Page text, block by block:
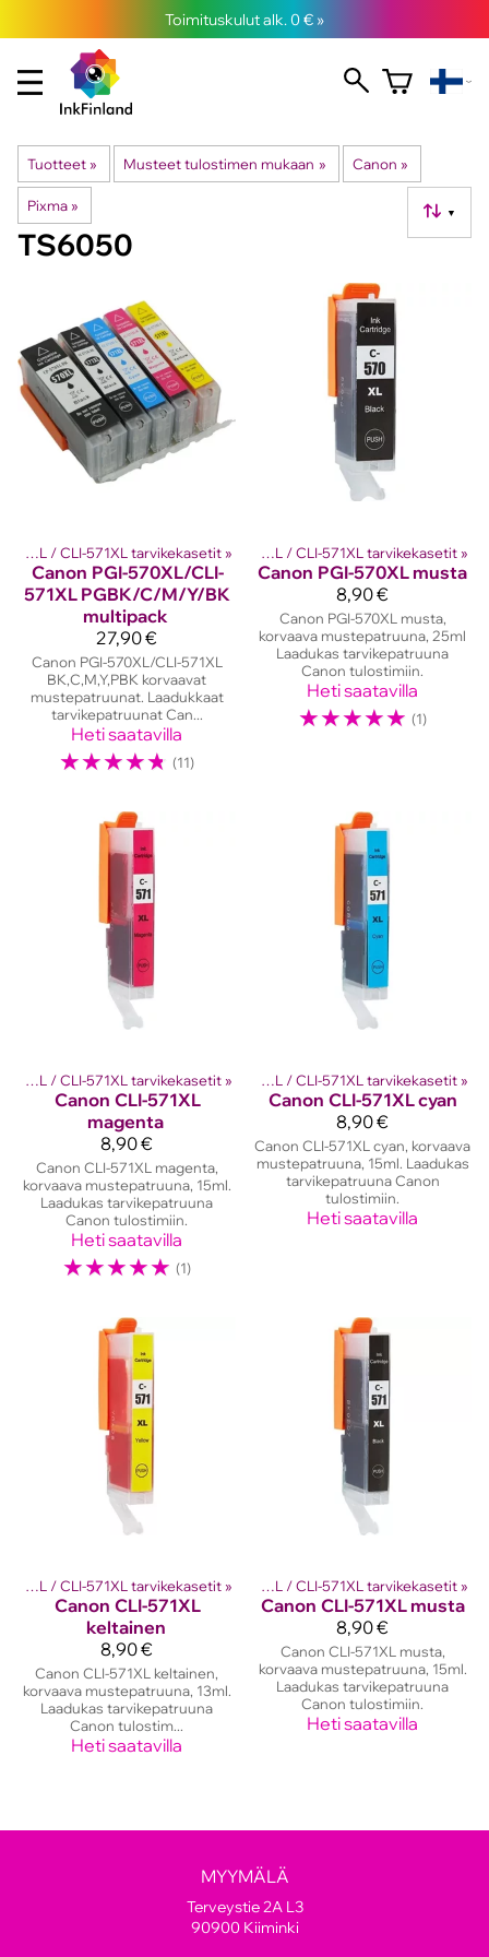
Toimituskulut alk. 0 € »
Tuotteet ‪» Musteet tulostimen mukaan ‪» Canon ‪»
Pixma ‪» ▼
TS6050
PGI-570XL / CLI-571XL tarvikekasetit ‪»
Canon PGI-570XL/CLI-
571XL PGBK/C/M/Y/BK
multipack
27,90 €
Canon PGI-570XL/CLI-571XL
BK,C,M,Y,PBK korvaavat
mustepatruunat. Laadukkaat
tarvikepatruunat Can...
Heti saatavilla
☆☆☆☆☆ (11)
‪» Canon mustekasetit ‪» PGI-570XL / CLI-571XL tarvikekasetit ‪»
Canon PGI-570XL musta
8,90 €
Canon PGI-570XL musta,
korvaava mustepatruuna, 25ml
Laadukas tarvikepatruuna
Canon tulostimiin.
Heti saatavilla
☆☆☆☆☆ (1)
PGI-570XL / CLI-571XL tarvikekasetit ‪»
Canon CLI-571XL
magenta
8,90 €
Canon CLI-571XL magenta,
korvaava mustepatruuna, 15ml.
Laadukas tarvikepatruuna
Canon tulostimiin.
Heti saatavilla
☆☆☆☆☆ (1)
‪» Canon mustekasetit ‪» PGI-570XL / CLI-571XL tarvikekasetit ‪»
Canon CLI-571XL cyan
8,90 €
Canon CLI-571XL cyan, korvaava
mustepatruuna, 15ml. Laadukas
tarvikepatruuna Canon
tulostimiin.
Heti saatavilla
PGI-570XL / CLI-571XL tarvikekasetit ‪»
Canon CLI-571XL
keltainen
8,90 €
Canon CLI-571XL keltainen,
korvaava mustepatruuna, 13ml.
Laadukas tarvikepatruuna
Canon tulostim...
Heti saatavilla
‪» Canon mustekasetit ‪» PGI-570XL / CLI-571XL tarvikekasetit ‪»
Canon CLI-571XL musta
8,90 €
Canon CLI-571XL musta,
korvaava mustepatruuna, 15ml.
Laadukas tarvikepatruuna
Canon tulostimiin.
Heti saatavilla
MYYMÄLÄ
Terveystie 2A L3
90900 Kiiminki